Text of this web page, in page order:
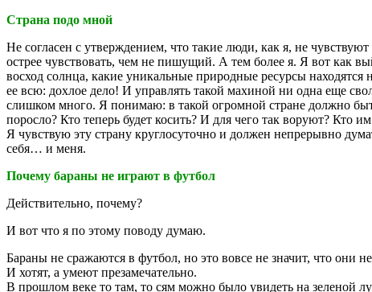
Страна подо мной
Не согласен с утверждением, что такие люди, как я, не
острее чувствовать, чем не пишущий. А тем более я. Я вот как
восход солнца, какие уникальные природные ресурсы
ее всю: дохлое дело! И управлять такой махиной ни одна еще
слишком много. Я понимаю: в такой огромной стране должно
поросло? Кто теперь будет косить? И для чего так воруют? Кто
Я чувствую эту страну круглосуточно и должен непрерывно
себя… и меня.
Почему бараны не играют в футбол
Действительно, почему?
И вот что я по этому поводу думаю.
Бараны не сражаются в футбол, но это вовсе не значит, что они
И хотят, а умеют презамечательно.
В прошлом веке то там, то сям можно было увидеть на зеленой